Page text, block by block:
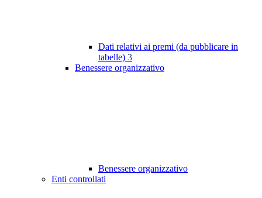
Dati relativi ai premi (da pubblicare in
tabelle) 3
Benessere organizzativo
Benessere organizzativo
Enti controllati